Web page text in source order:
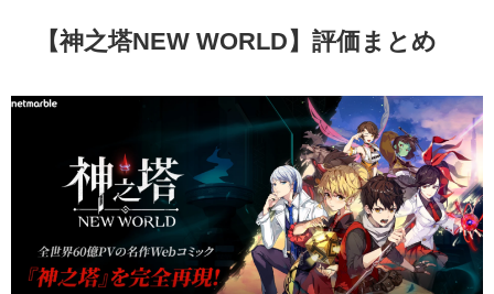
【神之塔NEW WORLD】評価まとめ